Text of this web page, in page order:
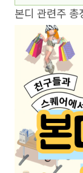
본디 관련주 총